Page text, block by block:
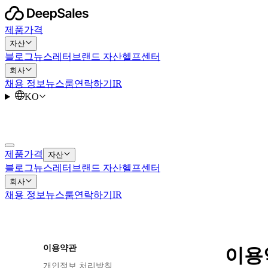
제품가격
자산
블로그뉴스레터 브랜드 자산헬프센터
회사
채용 정보 뉴스룸연락하기 IR
KO
제품가격 자산
블로그뉴스레터 브랜드 자산헬프센터
회사
채용 정보 뉴스룸연락하기 IR
이용약관
개인정보 처리방침
이